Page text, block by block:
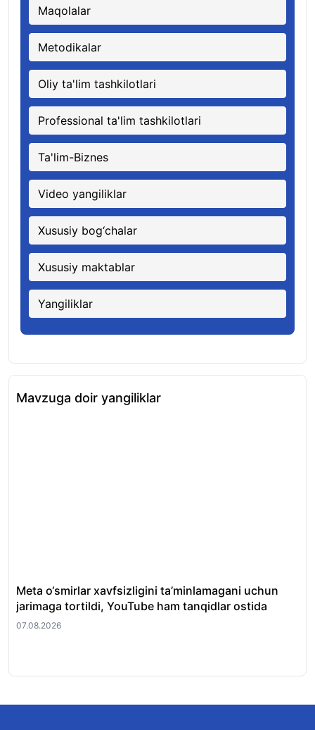
Maqolalar
Metodikalar
Oliy ta'lim tashkilotlari
Professional ta'lim tashkilotlari
Ta'lim-Biznes
Video yangiliklar
Xususiy bog‘chalar
Xususiy maktablar
Yangiliklar
Mavzuga doir yangiliklar
Meta o‘smirlar xavfsizligini ta’minlamagani uchun
jarimaga tortildi, YouTube ham tanqidlar ostida
07.08.2026